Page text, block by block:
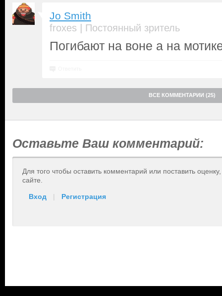
Jo Smith
froxes | Постоянный зритель
Погибают на воне а на
ВСЕ КОММЕНТАРИИ (25)
Оставьте Ваш комментарий:
Для того чтобы оставить комментарий или поставить
сайте.
Вход | Регистрация